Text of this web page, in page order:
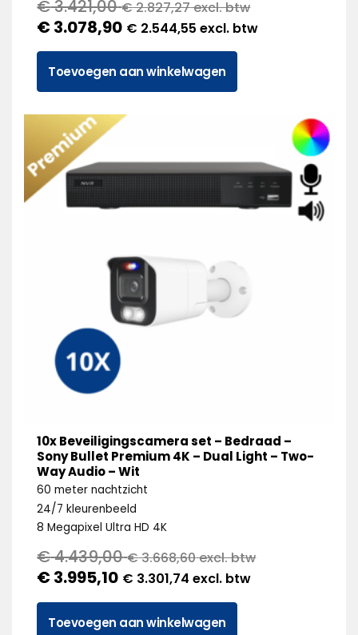
€3.421,00 €2.827,27excl. btw
€3.078,90 € 2.544,55 excl. btw
Toevoegen aan winkelwagen
10x Beveiligingscamera set – Bedraad –
Sony Bullet Premium 4K – Dual Light – Two-
Way Audio – Wit
60 meter nachtzicht
24/7 kleurenbeeld
8 Megapixel Ultra HD 4K
€4.439,00 €3.668,60excl. btw
€3.995,10 € 3.301,74 excl. btw
Toevoegen aan winkelwagen